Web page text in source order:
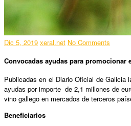
Dic 5, 2019 xeral.net No Comments
Convocadas ayudas para promocionar
Publicadas en el Diario Oficial de Galicia
ayudas por importe de 2,1 millones de
vino gallego en mercados de terceros
Beneficiarios